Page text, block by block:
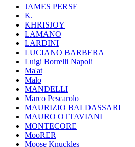
JAMES PERSE
K.
KHRISJOY
LAMANO
LARDINI
LUCIANO BARBERA
Luigi Borrelli Napoli
Ma'at
Malo
MANDELLI
Marco Pescarolo
MAURIZIO BALDASSARI
MAURO OTTAVIANI
MONTECORE
MooRER
Moose Knuckles